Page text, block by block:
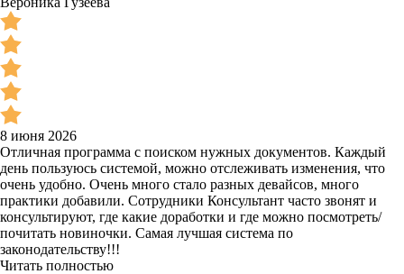
8 июня 2026
Отличная программа с поиском нужных документов. Каждый
день пользуюсь системой, можно отслеживать изменения, что
очень удобно. Очень много стало разных девайсов, много
практики добавили. Сотрудники Консультант часто звонят и
консультируют, где какие доработки и где можно посмотреть/
почитать новиночки. Самая лучшая система по
законодательству!!!
Читать полностью